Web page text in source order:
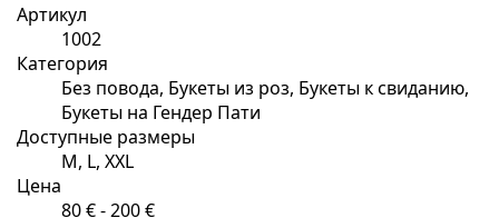
Артикул
1002
Категория
Без повода, Букеты из роз, Букеты к свиданию,
Букеты на Гендер Пати
Доступные размеры
M, L, XXL
Цена
80 € - 200 €